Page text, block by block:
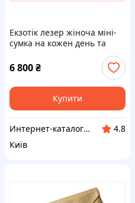
Екзотік лезер жіноча міні-
сумка на кожен день та
6 800₴
Купити
Интернет-ка​талог ски​д​​ок "ХО-РО-ШО!"
4.8
Київ